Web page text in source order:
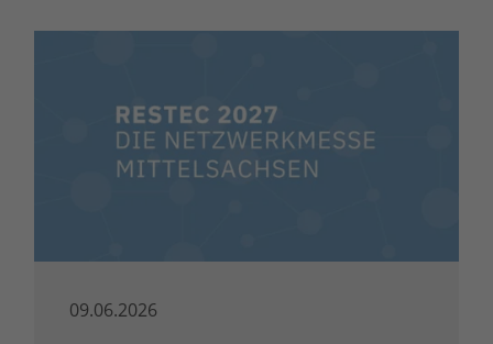
09.06.2026